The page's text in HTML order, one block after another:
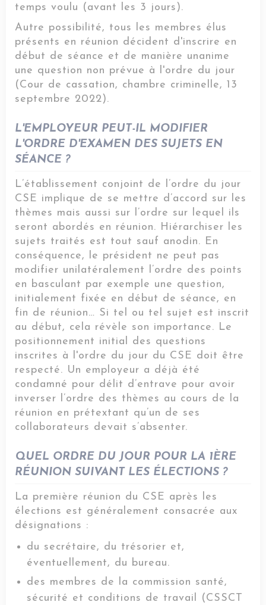
temps voulu (avant les 3 jours).
Autre possibilité, tous les membres élus
présents en réunion décident d'inscrire en
début de séance et de manière unanime
une question non prévue à l'ordre du jour
(Cour de cassation, chambre criminelle, 13
septembre 2022).
L'EMPLOYEUR PEUT-IL MODIFIER
L'ORDRE D'EXAMEN DES SUJETS EN
SÉANCE ?
L’établissement conjoint de l’ordre du jour
CSE implique de se mettre d’accord sur les
thèmes mais aussi sur l’ordre sur lequel ils
seront abordés en réunion. Hiérarchiser les
sujets traités est tout sauf anodin. En
conséquence, le président ne peut pas
modifier unilatéralement l’ordre des points
en basculant par exemple une question,
initialement fixée en début de séance, en
fin de réunion… Si tel ou tel sujet est inscrit
au début, cela révèle son importance. Le
positionnement initial des questions
inscrites à l'ordre du jour du CSE doit être
respecté. Un employeur a déjà été
condamné pour délit d’entrave pour avoir
inverser l’ordre des thèmes au cours de la
réunion en prétextant qu’un de ses
collaborateurs devait s’absenter.
QUEL ORDRE DU JOUR POUR LA 1ÈRE
RÉUNION SUIVANT LES ÉLECTIONS ?
La première réunion du CSE après les
élections est généralement consacrée aux
désignations :
du secrétaire, du trésorier et,
éventuellement, du bureau.
des membres de la commission santé,
sécurité et conditions de travail (CSSCT